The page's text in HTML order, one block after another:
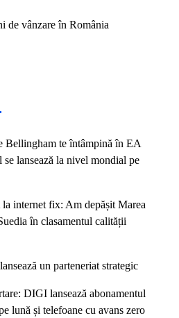
de vânzare în România
Bellingham te întâmpină în EA
lansează la nivel mondial pe
internet fix: Am depășit Marea
în clasamentul calității
un parteneriat strategic
DIGI lansează abonamentul
lună și telefoane cu avans zero